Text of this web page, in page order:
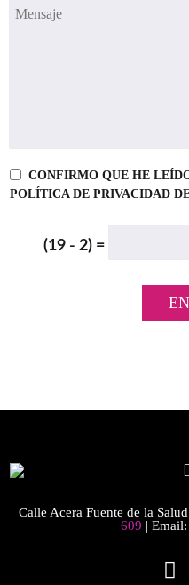
CONFIRMO QUE HE
POLÍTICA DE PRIVACIDAD
(19 - 2) =
Calle Acera Fuente de la
609 | Email: